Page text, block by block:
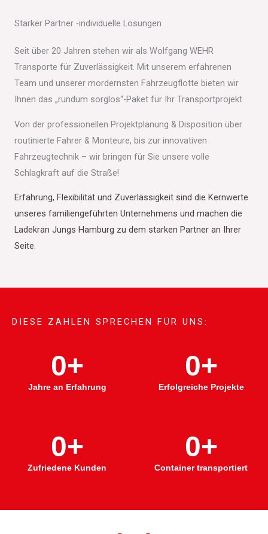
Starker Partner -individuelle Lösungen
Seit über 20 Jahren stehen wir als Wolfgang WEHR
Transporte für Zuverlässigkeit. Mit unserem erfahrenen
Team und unserer mordernsten Fahrzeugflotte bieten wir
Ihnen das „rundum sorglos“-Paket für Ihr Transportprojekt.
Von der professionellen Projektplanung & Disposition über
routinierte Fahrer & Monteure, bis zur innovativen
Fahrzeugtechnik – wir bringen für Sie unsere volle
Schlagkraft auf die Straße!
Erfahrung, Flexibilität und Zuverlässigkeit sind die Kernwerte
unseres familiengeführten Unternehmens und machen die
Ladekran Jungs Hamburg zu dem starken Partner an Ihrer
Seite.
DIESE ZAHLEN SPRECHEN FÜR UNS:
Jahre an Erfahrung
0+
Erfolgreiche Projekte
0+
Zufriedene Kunden
0+
Container transportiert
0+